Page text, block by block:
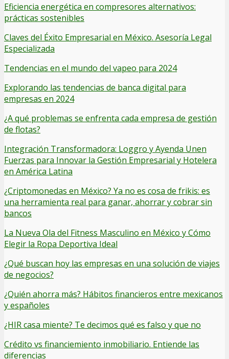
Eficiencia energética en compresores alternativos:
prácticas sostenibles
Claves del Éxito Empresarial en México. Asesoría Legal
Especializada
Tendencias en el mundo del vapeo para 2024
Explorando las tendencias de banca digital para
empresas en 2024
¿A qué problemas se enfrenta cada empresa de gestión
de flotas?
Integración Transformadora: Loggro y Ayenda Unen
Fuerzas para Innovar la Gestión Empresarial y Hotelera
en América Latina
¿Criptomonedas en México? Ya no es cosa de frikis: es
una herramienta real para ganar, ahorrar y cobrar sin
bancos
La Nueva Ola del Fitness Masculino en México y Cómo
Elegir la Ropa Deportiva Ideal
¿Qué buscan hoy las empresas en una solución de viajes
de negocios?
¿Quién ahorra más? Hábitos financieros entre mexicanos
y españoles
¿HIR casa miente? Te decimos qué es falso y que no
Crédito vs financiemiento inmobiliario. Entiende las
diferencias